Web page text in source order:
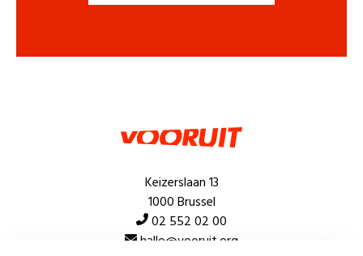
Keizerslaan 13
1000 Brussel
02 552 02 00
hallo@vooruit.org